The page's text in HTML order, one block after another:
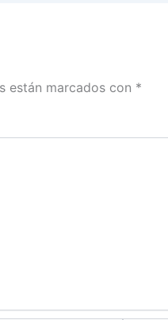
están marcados con *